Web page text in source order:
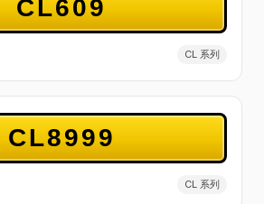
CL609
CL 系列
CL8999
CL 系列